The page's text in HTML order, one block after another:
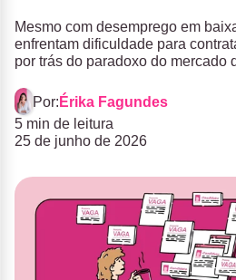
Mesmo com desemprego em
enfrentam dificuldade para
por trás do paradoxo do mercado
Por: Érika Fagundes
5 min de leitura
25 de junho de 2026